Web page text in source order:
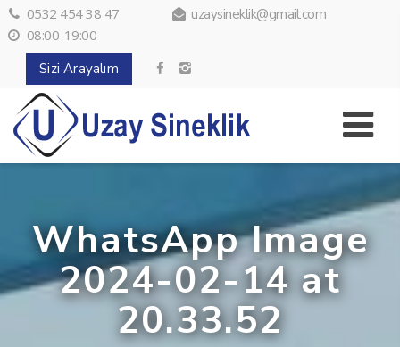
0532 454 38 47
uzaysineklik@gmail.com
08:00-19:00
Sizi Arayalım
WhatsApp Image
2024-02-14 at
20.33.52